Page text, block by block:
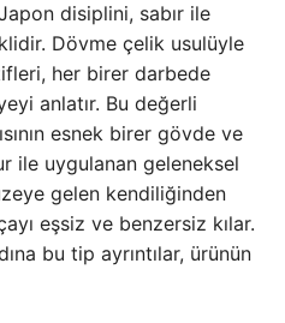
disiplini, sabır ile
Dövme çelik usulüyle
her birer darbede
anlatır. Bu değerli
esnek birer gövde ve
ile uygulanan geleneksel
gelen kendiliğinden
eşsiz ve benzersiz kılar.
bu tip ayrıntılar, ürünün